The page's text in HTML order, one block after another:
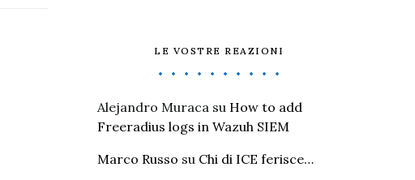
LE VOSTRE REAZIONI
Alejandro Muraca su How to add
Freeradius logs in Wazuh SIEM
Marco Russo su Chi di ICE ferisce…